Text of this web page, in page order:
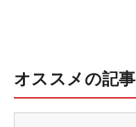
オススメの記事